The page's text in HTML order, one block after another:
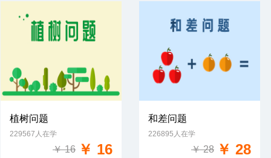
免费试学
植树问题
229567人在学
￥ 16 ￥ 16
免费试学
和差问题
226895人在学
￥ 28 ￥ 28